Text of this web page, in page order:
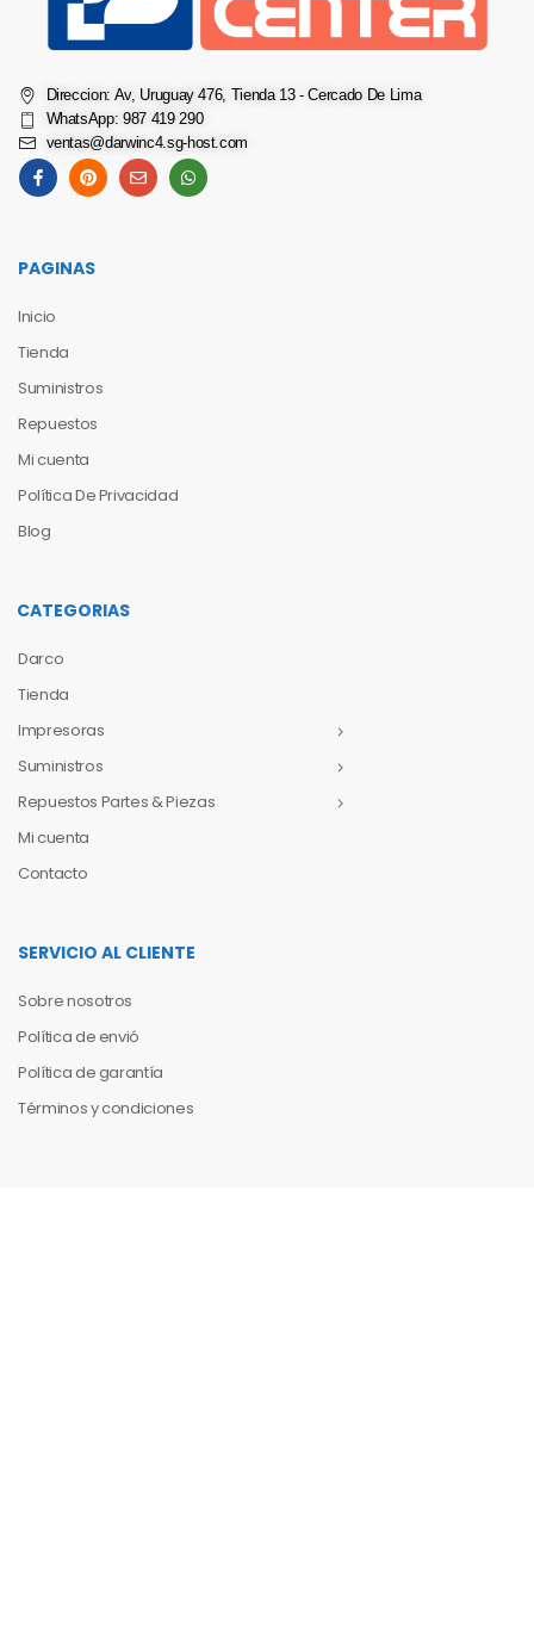
Direccion: Av, Uruguay 476, Tienda 13 - Cercado De Lima
WhatsApp: 987 419 290
ventas@darwinc4.sg-host.com
PAGINAS
Inicio
Tienda
Suministros
Repuestos
Mi cuenta
Política De Privacidad
Blog
CATEGORIAS
Darco
Tienda
Impresoras
Suministros
Repuestos Partes & Piezas
Mi cuenta
Contacto
SERVICIO AL CLIENTE
Sobre nosotros
Política de envió
Política de garantía
Términos y condiciones